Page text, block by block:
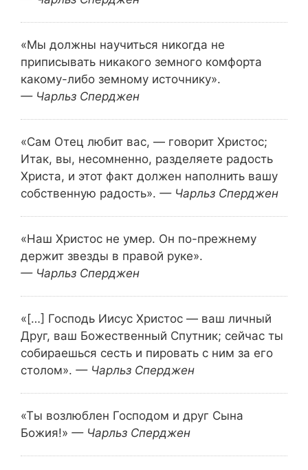
«Мы должны научиться никогда не
приписывать никакого земного комфорта
какому-либо земному источнику».
— Чарльз Сперджен
«Сам Отец любит вас, — говорит Христос;
Итак, вы, несомненно, разделяете радость
Христа, и этот факт должен наполнить вашу
собственную радость». — Чарльз Сперджен
«Наш Христос не умер. Он по-прежнему
держит звезды в правой руке».
— Чарльз Сперджен
«[…] Господь Иисус Христос — ваш личный
Друг, ваш Божественный Спутник; сейчас ты
собираешься сесть и пировать с ним за его
столом». — Чарльз Сперджен
«Ты возлюблен Господом и друг Сына
Божия!» — Чарльз Сперджен